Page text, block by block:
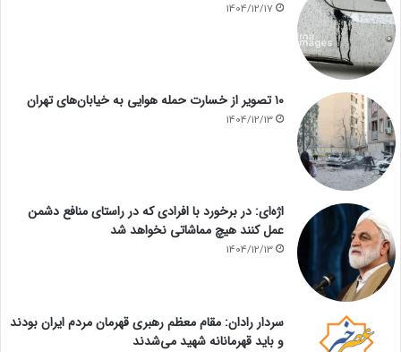
1404/12/17
۱۰ تصویر از خسارت حمله هوایی به خیابان‌های تهران
1404/12/13
اژه‌ای: در برخورد با افرادی که در راستای منافع دشمن
عمل کنند هیچ مماشاتی نخواهد شد
1404/12/13
سردار رادان: مقام معظم رهبری قهرمان مردم ایران بودند
و باید قهرمانانه شهید می‌شدند